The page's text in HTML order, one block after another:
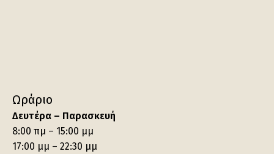
Ωράριο
Δευτέρα – Παρασκευή
8:00 πμ – 15:00 μμ
17:00 μμ – 22:30 μμ